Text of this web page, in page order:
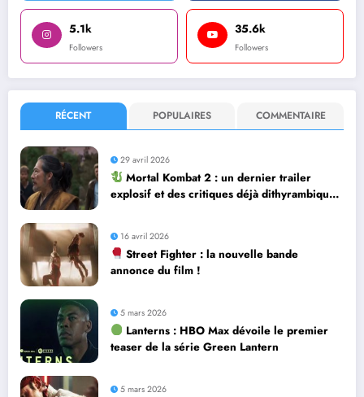
5.1k
Followers
35.6k
Followers
RÉCENT POPULAIRES COMMENTAIRE
29 avril 2026
Mortal Kombat 2 : un dernier trailer
explosif et des critiques déjà dithyrambiques
16 avril 2026
Street Fighter : la nouvelle bande
annonce du film !
5 mars 2026
Lanterns : HBO Max dévoile le premier
teaser de la série Green Lantern
5 mars 2026